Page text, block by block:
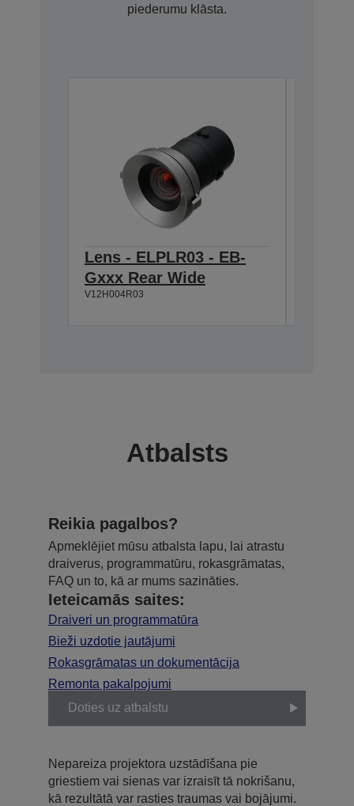
piederumu klāsta.
Lens - ELPLR03 - EB-
Gxxx Rear Wide
V12H004R03
Atbalsts
Reikia pagalbos?
Apmeklējiet mūsu atbalsta lapu, lai atrastu
draiverus, programmatūru, rokasgrāmatas,
FAQ un to, kā ar mums sazināties.
Ieteicamās saites:
Draiveri un programmatūra
Bieži uzdotie jautājumi
Rokasgrāmatas un dokumentācija
Remonta pakalpojumi
Doties uz atbalstu
Nepareiza projektora uzstādīšana pie
griestiem vai sienas var izraisīt tā nokrišanu,
kā rezultātā var rasties traumas vai bojājumi.